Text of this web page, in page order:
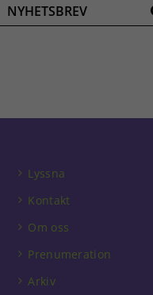
NYHETSBREV
Lyssna
Kontakt
Om oss
Prenumeration
Arkiv